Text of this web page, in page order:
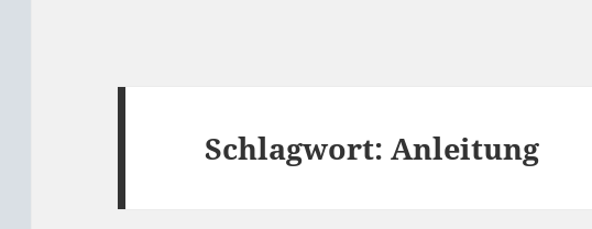
Schlagwort:Anleitung